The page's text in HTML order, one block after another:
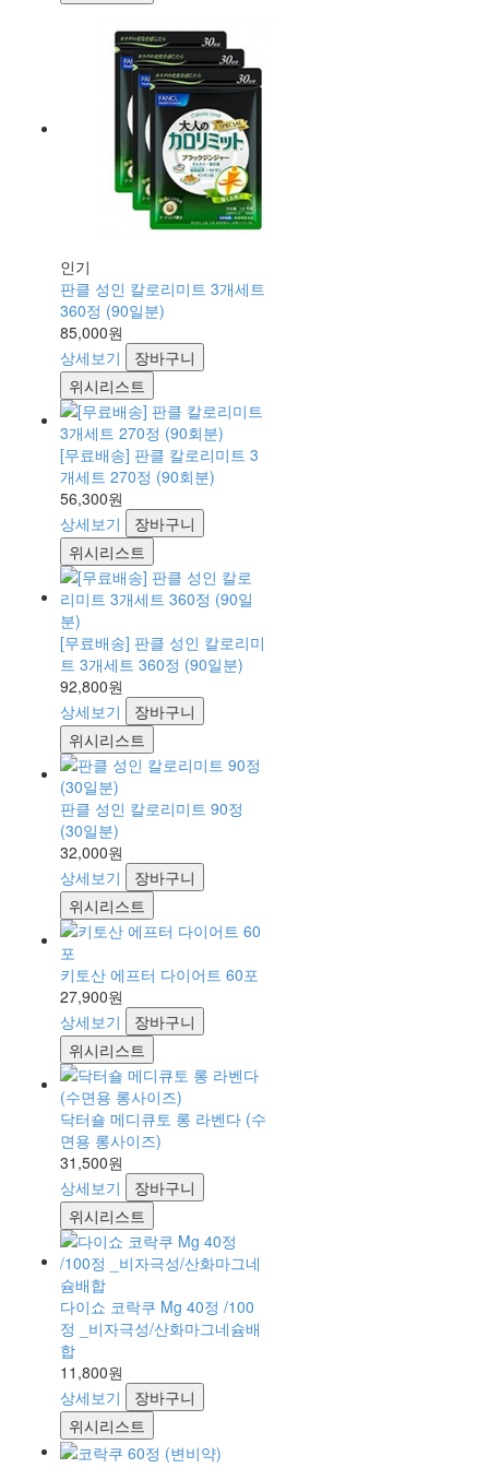
인기
판클 성인 칼로리미트 3개세트
360정 (90일분)
85,000원
상세보기
장바구니
위시리스트
[무료배송] 판클 칼로리미트 3
개세트 270정 (90회분)
56,300원
상세보기
장바구니
위시리스트
[무료배송] 판클 성인 칼로리미
트 3개세트 360정 (90일분)
92,800원
상세보기
장바구니
위시리스트
판클 성인 칼로리미트 90정
(30일분)
32,000원
상세보기
장바구니
위시리스트
키토산 에프터 다이어트 60포
27,900원
상세보기
장바구니
위시리스트
닥터숄 메디큐토 롱 라벤다 (수
면용 롱사이즈)
31,500원
상세보기
장바구니
위시리스트
다이쇼 코락쿠 Mg 40정 /100
정 _비자극성/산화마그네슘배
합
11,800원
상세보기
장바구니
위시리스트